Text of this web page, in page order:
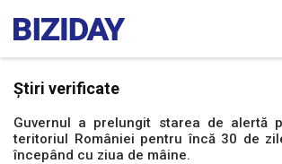
Știri verificate
Guvernul a prelungit starea de alertă
teritoriul României pentru încă 30 de
începând cu ziua de mâine.